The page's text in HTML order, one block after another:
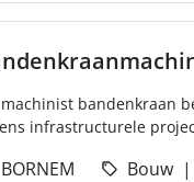
bandenkraan
infrastructurele
BORNEM Bouw